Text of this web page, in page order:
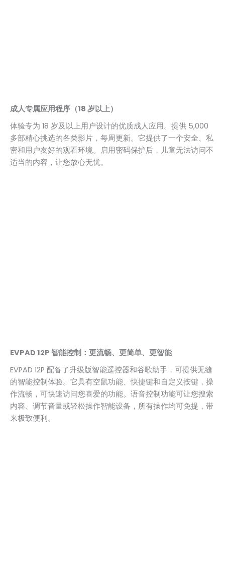
成人专属应用程序（18 岁以上）
体验专为 18 岁及以上用户设计的优质成人应用。提供 5,000
多部精心挑选的各类影片，每周更新。它提供了一个安全、私
密和用户友好的观看环境。启用密码保护后，儿童无法访问不
适当的内容，让您放心无忧。
EVPAD 12P 智能控制：更流畅、更简单、更智能
EVPAD 12P 配备了升级版智能遥控器和谷歌助手，可提供无缝
的智能控制体验。它具有空鼠功能、快捷键和自定义按键，操
作流畅，可快速访问您喜爱的功能。语音控制功能可让您搜索
内容、调节音量或轻松操作智能设备，所有操作均可免提，带
来极致便利。